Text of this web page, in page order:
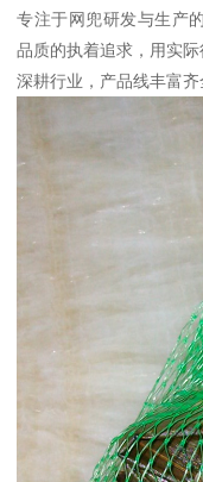
专注于网兜研发与生产
品质的执着追求，用实际
深耕行业，产品线丰富齐